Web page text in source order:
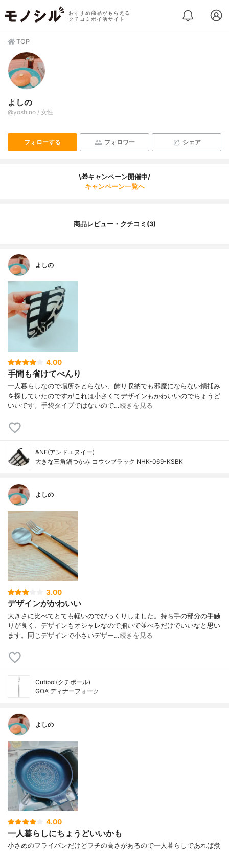
おすすめ商品がもらえる
クチコミポイ活サイト
TOP
よしの
@yoshino / 女性
フォローする フォロワー シェア
\🎁キャンペーン開催中/
キャンペーン一覧へ
商品レビュー・クチコミ(3)
よしの
4.00
手間も省けてべんり
一人暮らしなので場所をとらない、飾り収納でも邪魔にならない鍋捕み
を探していたのですがこれは小さくてデザインもかわいいのでちょうど
いいです。手袋タイプではないので…続きを見る
&NE(アンドエヌイー)
大きな三角鍋つかみ コウシブラック NHK-069-KSBK
よしの
3.00
デザインがかわいい
大きさに比べてとても軽いのでびっくりしました。持ち手の部分の手触
りが良く、デザインもオシャレなので揃いで並べるだけでいいなと思い
ます。同じデザインで小さいデザー…続きを見る
Cutipol(クチポール)
GOA ディナーフォーク
よしの
4.00
一人暮らしにちょうどいいかも
小さめのフライパンだけどフチの高さがあるので一人暮らしであれば煮